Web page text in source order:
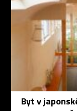
Byt v